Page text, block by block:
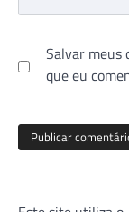
Salvar meus
que eu